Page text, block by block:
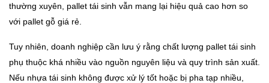
thường xuyên, pallet tái sinh vẫn mang lại hiệu quả cao hơn so
với pallet gỗ giá rẻ.
Tuy nhiên, doanh nghiệp cần lưu ý rằng chất lượng pallet tái sinh
phụ thuộc khá nhiều vào nguồn nguyên liệu và quy trình sản xuất.
Nếu nhựa tái sinh không được xử lý tốt hoặc bị pha tạp nhiều,